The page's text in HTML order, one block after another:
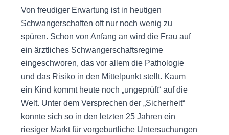
Von freudiger Erwartung ist in heutigen
Schwangerschaften oft nur noch wenig zu
spüren. Schon von Anfang an wird die Frau auf
ein ärztliches Schwangerschaftsregime
eingeschworen, das vor allem die Pathologie
und das Risiko in den Mittelpunkt stellt. Kaum
ein Kind kommt heute noch „ungeprüft“ auf die
Welt. Unter dem Versprechen der „Sicherheit“
konnte sich so in den letzten 25 Jahren ein
riesiger Markt für vorgeburtliche Untersuchungen